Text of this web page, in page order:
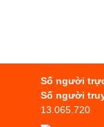
Số người
Số người
13.065.720